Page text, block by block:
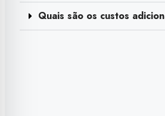
Quais são os custos